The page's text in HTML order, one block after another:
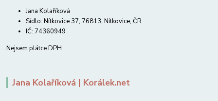
Jana Kolaříková
Sídlo: Nítkovice 37, 76813, Nítkovice, ČR
IČ: 74360949
Nejsem plátce DPH.
Jana Kolaříková | Korálek.net